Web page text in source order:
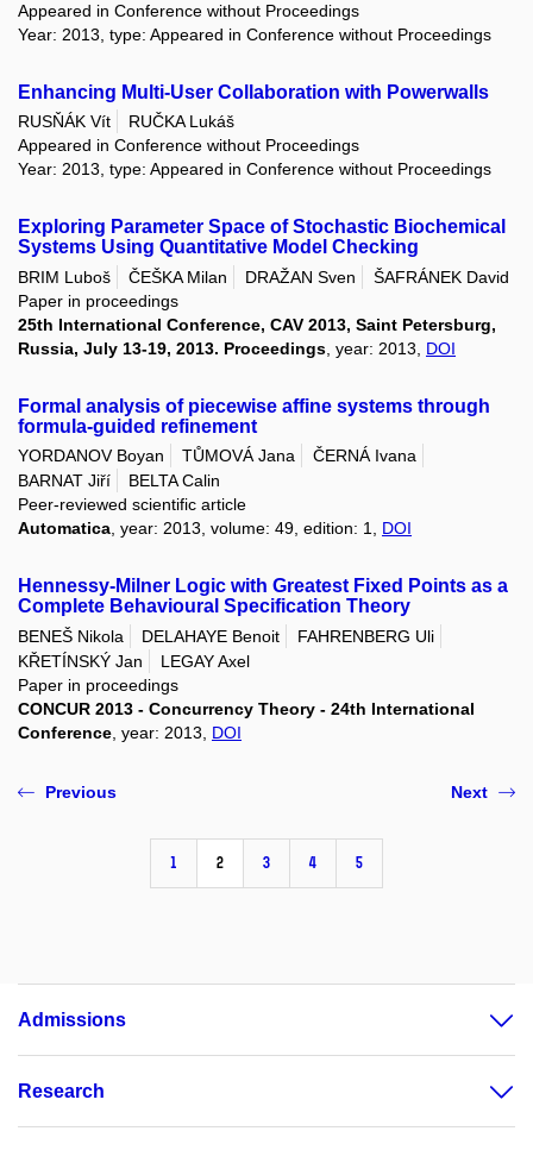
Appeared in Conference without Proceedings
Year: 2013, type: Appeared in Conference without Proceedings
Enhancing Multi-User Collaboration with Powerwalls
RUSŇÁK Vít
RUČKA Lukáš
Appeared in Conference without Proceedings
Year: 2013, type: Appeared in Conference without Proceedings
Exploring Parameter Space of Stochastic Biochemical
Systems Using Quantitative Model Checking
BRIM Luboš ČEŠKA Milan DRAŽAN Sven
ŠAFRÁNEK David
Paper in proceedings
25th International Conference, CAV 2013, Saint Petersburg,
Russia, July 13-19, 2013. Proceedings , year: 2013, DOI
Formal analysis of piecewise affine systems through
formula-guided refinement
YORDANOV Boyan TŮMOVÁ Jana
ČERNÁ Ivana
BARNAT Jiří
BELTA Calin
Peer-reviewed scientific article
Automatica, year: 2013, volume: 49, edition: 1, DOI
Hennessy-Milner Logic with Greatest Fixed Points as a
Complete Behavioural Specification Theory
BENEŠ Nikola DELAHAYE Benoit
FAHRENBERG Uli
KŘETÍNSKÝ Jan
LEGAY Axel
Paper in proceedings
CONCUR 2013 - Concurrency Theory - 24th International
Conference , year: 2013, DOI
Previous
1 2 3 4 5
Next
Admissions
Research